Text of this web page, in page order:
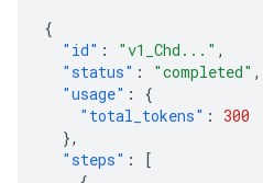
{
"id" : "v1_Chd..." ,
"status" : "completed" ,
"usage" :
{
"total_tokens" : 300
},
"steps" :
[